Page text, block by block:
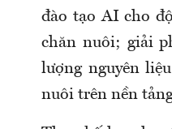
đào tạo AI cho
chăn nuôi; giải
lượng nguyên
nuôi trên nền